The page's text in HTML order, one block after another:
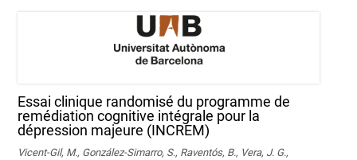
Essai clinique randomisé du programme de
remédiation cognitive intégrale pour la
dépression majeure (INCREM)
Vicent-Gil, M., González-Simarro, S., Raventós, B., Vera, J. G.,